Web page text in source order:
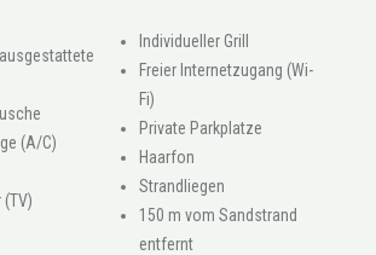
(A/C)
(TV)
Individueller Grill
Freier Internetzugang (Wi-
Fi)
Private Parkplatze
Haarfon
Strandliegen
150 m vom Sandstrand
entfernt